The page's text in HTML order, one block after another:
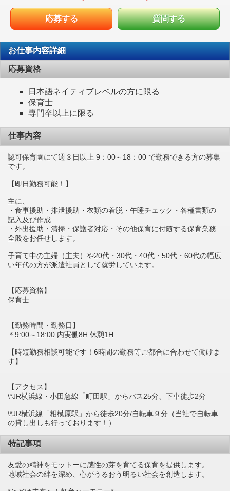
応募する 質問する
お仕事内容詳細
応募資格
日本語ネイティブレベルの方に限る
保育士
専門卒以上に限る
仕事内容
認可保育園にて週３日以上 9：00～18：00 で勤務できる方の募集
です。
【即日勤務可能！】
主に、
・食事援助・排泄援助・衣類の着脱・午睡チェック・各種書類の
記入及び作成
・外出援助・清掃・保護者対応・その他保育に付随する保育業務
全般をお任せします。
子育て中の主婦（主夫）や20代・30代・40代・50代・60代の幅広
い年代の方が派遣社員として就労しています。
【応募資格】
保育士
【勤務時間・勤務日】
＊9:00～18:00 内実働8H 休憩1H
【時短勤務相談可能です！6時間の勤務等ご都合に合わせて働けま
す】
【アクセス】
\*JR横浜線・小田急線「町田駅」からバス25分、下車徒歩2分
\*JR横浜線「相模原駅」から徒歩20分/自転車９分（当社で自転車
の貸し出しも行っております！）
特記事項
友愛の精神をモットーに感性の芽を育てる保育を提供します。
地域社会の絆を深め、心がうるおう明るい社会を創造します。